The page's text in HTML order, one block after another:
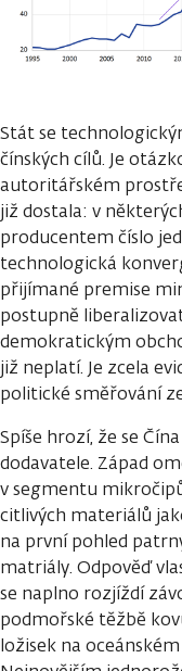
Stát se
čínských cílů. Je
autoritářském
již dostala: v
producentem číslo
technologická
přijímané premise
postupně
demokratickým
již neplatí. Je zcela
politické směřování
Spíše hrozí, že se
dodavatele. Západ
v segmentu
citlivých materiálů
na první pohled
matriály. Odpověď
se naplno rozjíždí
podmořské těžbě
ložisek na